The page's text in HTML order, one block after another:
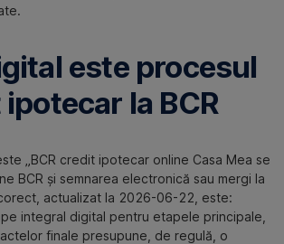
este procesul
la BCR
„BCR credit ipotecar online Casa Mea se
BCR și semnarea electronică sau mergi la
actualizat la 2026-06-22, este:
integral digital pentru etapele principale,
finale presupune, de regulă, o